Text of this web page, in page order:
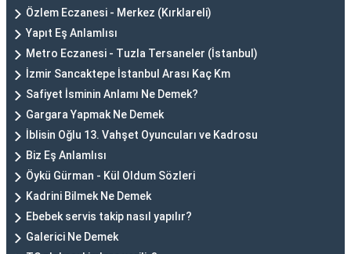
Özlem Eczanesi - Merkez (Kırklareli)
Yapıt Eş Anlamlısı
Metro Eczanesi - Tuzla Tersaneler (İstanbul)
İzmir Sancaktepe İstanbul Arası Kaç Km
Safiyet İsminin Anlamı Ne Demek?
Gargara Yapmak Ne Demek
İblisin Oğlu 13. Vahşet Oyuncuları ve Kadrosu
Biz Eş Anlamlısı
Öykü Gürman - Kül Oldum Sözleri
Kadrini Bilmek Ne Demek
Ebebek servis takip nasıl yapılır?
Galerici Ne Demek